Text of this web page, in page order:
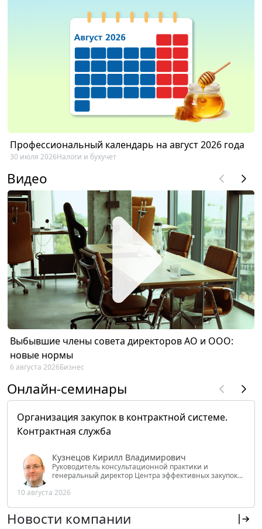
Профессиональный календарь на август 2026 года
30 июля 2026Налоги и бухучет
Видео
Выбывшие члены совета директоров АО и ООО:
новые нормы
6 августа 2026Бизнес
Онлайн-семинары
Организация закупок в контрактной системе.
Контрактная служба
Кузнецов Кирилл Владимирович
Руководитель консультационной практики и
генеральный директор Центра эффективных закупок
РФ
10 августа 2026
Новости компании